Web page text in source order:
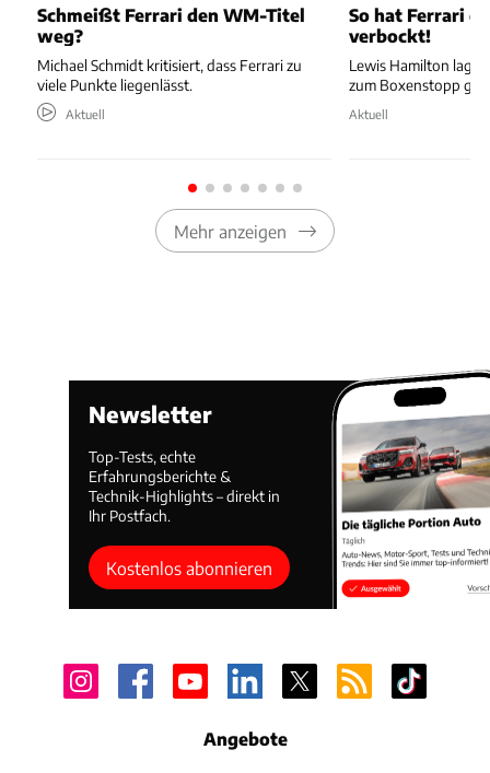
Schmeißt Ferrari den WM-Titel
weg?
Michael Schmidt kritisiert, dass Ferrari zu
viele Punkte liegenlässt.
Aktuell
So hat Ferrari
verbockt!
Lewis Hamilton lag
zum Boxenstopp
Aktuell
Mehr anzeigen
Newsletter
Top-Tests, echte
Erfahrungsberichte &
Technik-Highlights – direkt in
Ihr Postfach.
Kostenlos abonnieren
Angebote